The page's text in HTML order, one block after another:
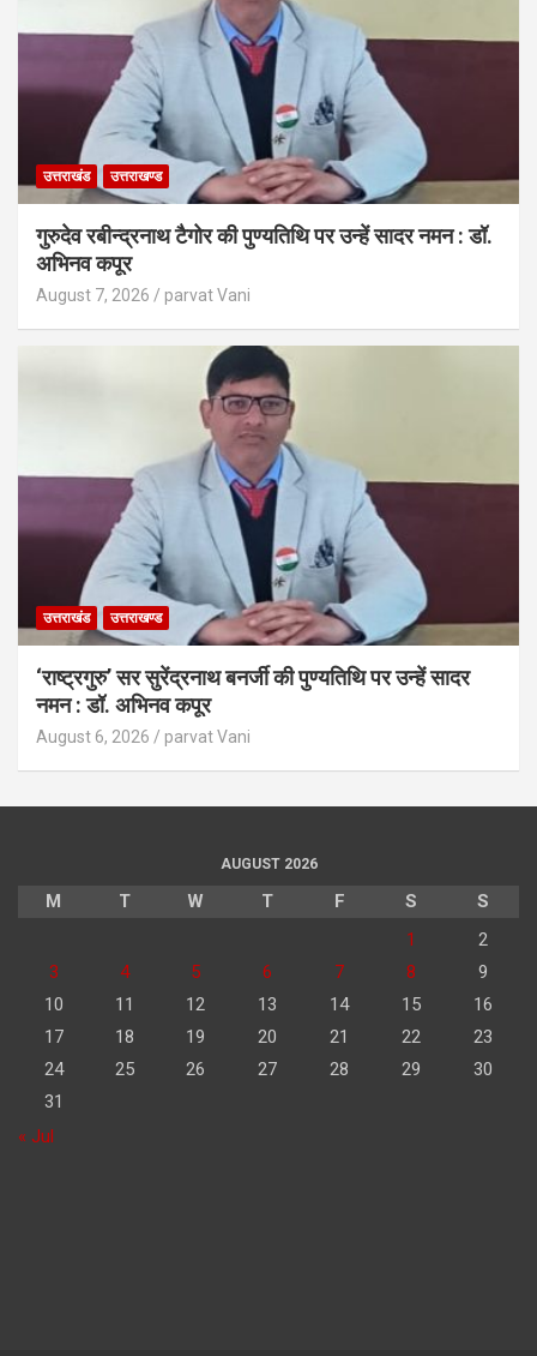
उत्तराखंड उत्तराखण्ड
गुरुदेव रबीन्द्रनाथ टैगोर की पुण्यतिथि पर उन्हें सादर नमन : डॉ.
अभिनव कपूर
August 7, 2026 parvat Vani
उत्तराखंड उत्तराखण्ड
‘राष्ट्रगुरु’ सर सुरेंद्रनाथ बनर्जी की पुण्यतिथि पर उन्हें सादर
नमन : डॉ. अभिनव कपूर
August 6, 2026 parvat Vani
AUGUST 2026
M T W T F S
S
1
2
3
4 5 6 7 8
9
10
11 12 13 14 15
16
17
18 19 20 21 22
23
24
25 26 27 28 29
30
31
« Jul